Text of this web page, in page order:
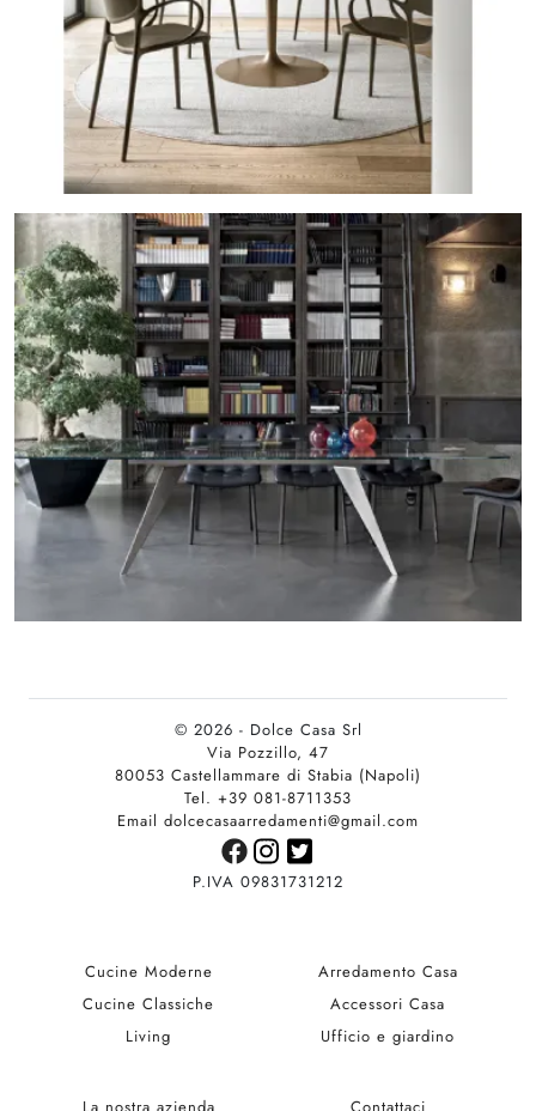
© 2026 - Dolce Casa Srl
Via Pozzillo, 47
80053 Castellammare di Stabia (Napoli)
Tel. +39 081-8711353
Email dolcecasaarredamenti@gmail.com
P.IVA 09831731212
Cucine Moderne
Cucine Classiche
Living
Arredamento Casa
Accessori Casa
Ufficio e giardino